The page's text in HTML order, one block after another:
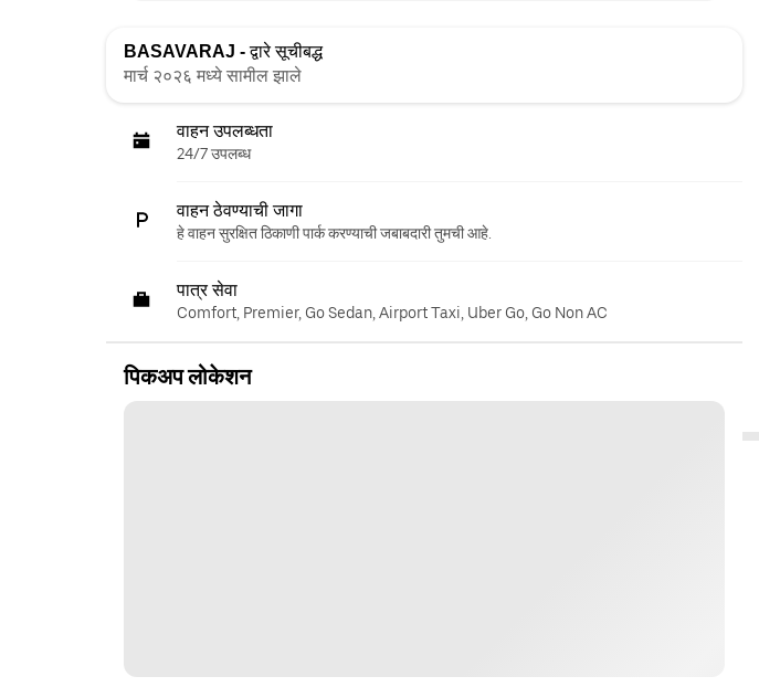
BASAVARAJ -द्वारे सूचीबद्ध
मार्च २०२६ मध्ये सामील झाले
वाहन उपलब्धता
24/7 उपलब्ध
वाहन ठेवण्याची जागा
हे वाहन सुरक्षित ठिकाणी पार्क करण्याची जबाबदारी तुमची आहे.
पात्र सेवा
Comfort, Premier, Go Sedan, Airport Taxi, Uber Go, Go Non AC
पिकअप लोकेशन